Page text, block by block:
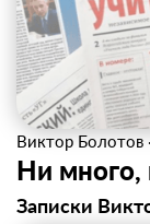
Виктор Болотов ·
Ни много,
Записки